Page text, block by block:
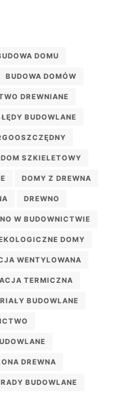
DOMU
BUDOWA DOMÓW
DREWNIANE
BUDOWLANE
DOM SZKIELETOWY
DOMY Z DREWNA
DREWNO
W BUDOWNICTWIE
DOMY
WENTYLOWANA
TERMICZNA
BUDOWLANE
DREWNA
BUDOWLANE